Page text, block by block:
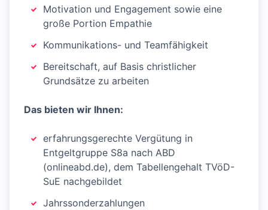
Motivation und Engagement sowie eine
große Portion Empathie
Kommunikations- und Teamfähigkeit
Bereitschaft, auf Basis christlicher
Grundsätze zu arbeiten
Das bieten wir Ihnen:
erfahrungsgerechte Vergütung in
Entgeltgruppe S8a nach ABD
(onlineabd.de), dem Tabellengehalt TVöD-
SuE nachgebildet
Jahrssonderzahlungen